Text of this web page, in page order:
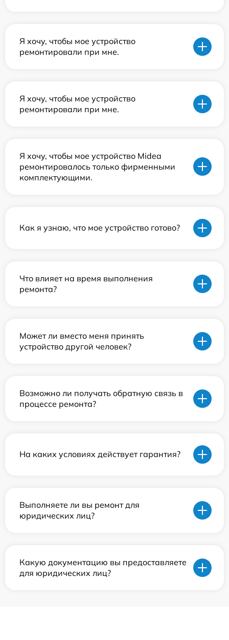
Я хочу, чтобы мое устройство
ремонтировали при мне.
Я хочу, чтобы мое устройство
ремонтировали при мне.
Я хочу, чтобы мое устройство Midea
ремонтировалось только фирменными
комплектующими.
Как я узнаю, что мое устройство готово?
Что влияет на время выполнения
ремонта?
Может ли вместо меня принять
устройство другой человек?
Возможно ли получать обратную связь в
процессе ремонта?
На каких условиях действует гарантия?
Выполняете ли вы ремонт для
юридических лиц?
Какую документацию вы предоставляете
для юридических лиц?